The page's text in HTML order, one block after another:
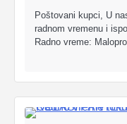
Poštovani kupci, U
radnom vremenu i
Radno vreme: